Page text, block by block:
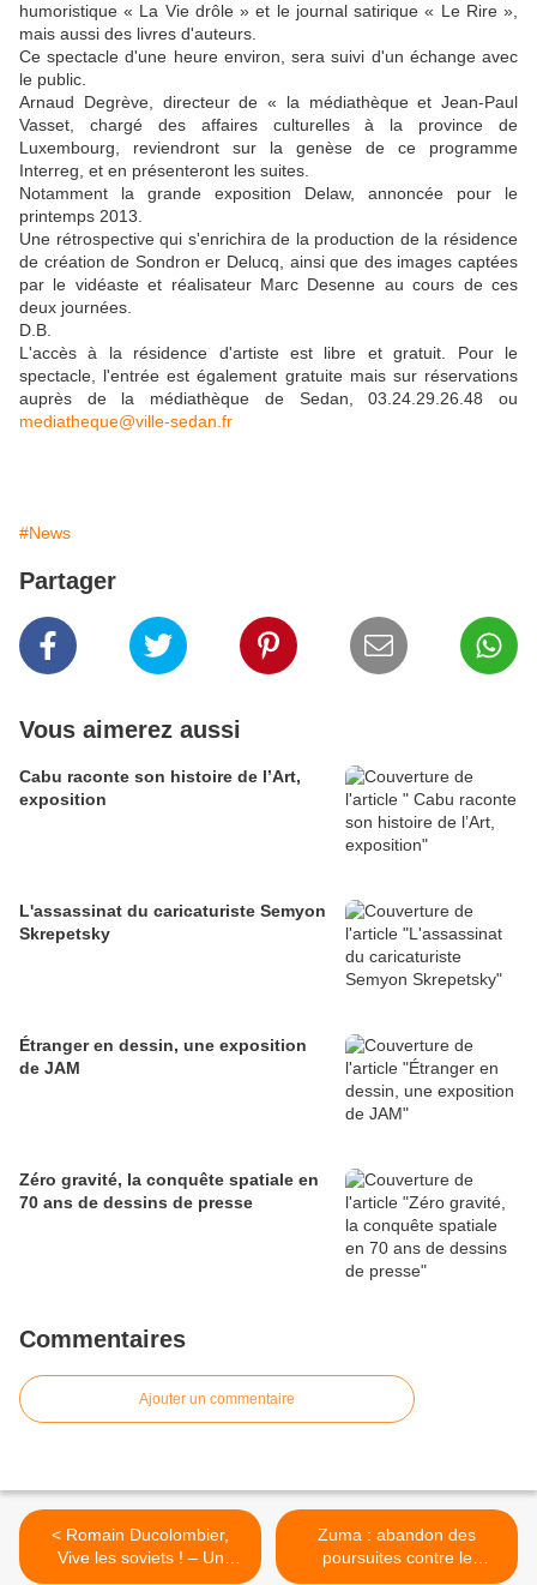
humoristique « La Vie drôle » et le journal satirique « Le Rire »,
mais aussi des livres d'auteurs.
Ce spectacle d'une heure environ, sera suivi d'un échange avec
le public.
Arnaud Degrève, directeur de « la médiathèque et Jean-Paul
Vasset, chargé des affaires culturelles à la province de
Luxembourg, reviendront sur la genèse de ce programme
Interreg, et en présenteront les suites.
Notamment la grande exposition Delaw, annoncée pour le
printemps 2013.
Une rétrospective qui s'enrichira de la production de la résidence
de création de Sondron er Delucq, ainsi que des images captées
par le vidéaste et réalisateur Marc Desenne au cours de ces
deux journées.
D.B.
L'accès à la résidence d'artiste est libre et gratuit. Pour le
spectacle, l'entrée est également gratuite mais sur réservations
auprès de la médiathèque de Sedan, 03.24.29.26.48 ou
mediatheque@ville-sedan.fr
#News
Partager
Vous aimerez aussi
Cabu raconte son histoire de l’Art,
exposition
L'assassinat du caricaturiste Semyon
Skrepetsky
Étranger en dessin, une exposition
de JAM
Zéro gravité, la conquête spatiale en
70 ans de dessins de presse
Commentaires
Ajouter un commentaire
< Romain Ducolombier,
Vive les soviets ! – Un
siècle d’affiches
Zuma : abandon des
poursuites contre le
dessinateur sud-africain